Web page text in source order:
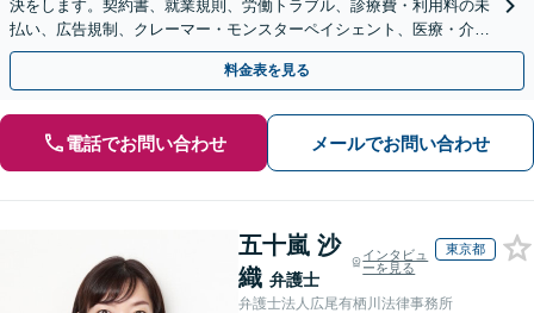
決をします。契約書、就業規則、労働トラブル、診療費・利用料の未
払い、広告規制、クレーマー・モンスターペイシェント、医療・介護
事故などに対応【顧問契約あり】
料金表を見る
電話でお問い合わせ メールでお問い合わせ
五十嵐 沙
織 弁護士
インタビュ
ーを見る
東京都
弁護士法人広尾有栖川法律事務所